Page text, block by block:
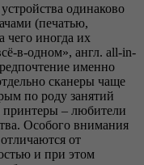
одинаково
(печатью,
чего иногда их
в-одном», англ. all-in-
именно
сканеры чаще
по роду занятий
прин­теры – любители
Особого внимания
от
и при этом